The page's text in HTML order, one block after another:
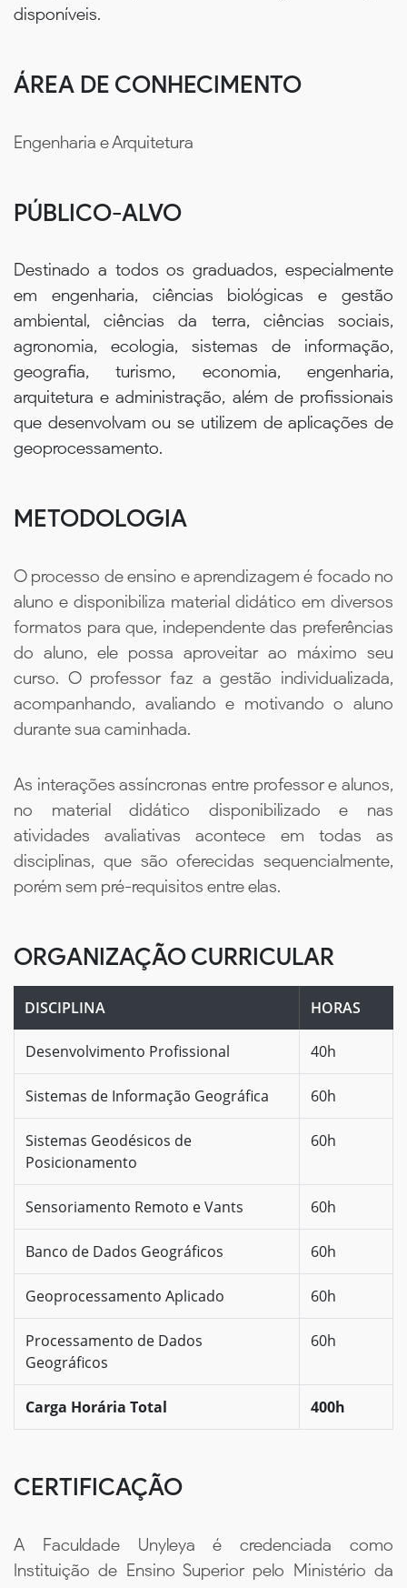
disponíveis.
ÁREA DE CONHECIMENTO
Engenharia e Arquitetura
PÚBLICO-ALVO
Destinado a todos os graduados, especialmente
em engenharia, ciências biológicas e gestão
ambiental, ciências da terra, ciências sociais,
agronomia, ecologia, sistemas de informação,
geografia, turismo, economia, engenharia,
arquitetura e administração, além de profissionais
que desenvolvam ou se utilizem de aplicações de
geoprocessamento.
METODOLOGIA
O processo de ensino e aprendizagem é focado no
aluno e disponibiliza material didático em diversos
formatos para que, independente das preferências
do aluno, ele possa aproveitar ao máximo seu
curso. O professor faz a gestão individualizada,
acompanhando, avaliando e motivando o aluno
durante sua caminhada.
As interações assíncronas entre professor e alunos,
no material didático disponibilizado e nas
atividades avaliativas acontece em todas as
disciplinas, que são oferecidas sequencialmente,
porém sem pré-requisitos entre elas.
ORGANIZAÇÃO CURRICULAR
DISCIPLINA HORAS
Desenvolvimento Profissional 40h
Sistemas de Informação Geográfica 60h
Sistemas Geodésicos de
Posicionamento
60h
Sensoriamento Remoto e Vants 60h
Banco de Dados Geográficos 60h
Geoprocessamento Aplicado 60h
Processamento de Dados
Geográficos
60h
Carga Horária Total 400h
CERTIFICAÇÃO
A Faculdade Unyleya é credenciada como
Instituição de Ensino Superior pelo Ministério da